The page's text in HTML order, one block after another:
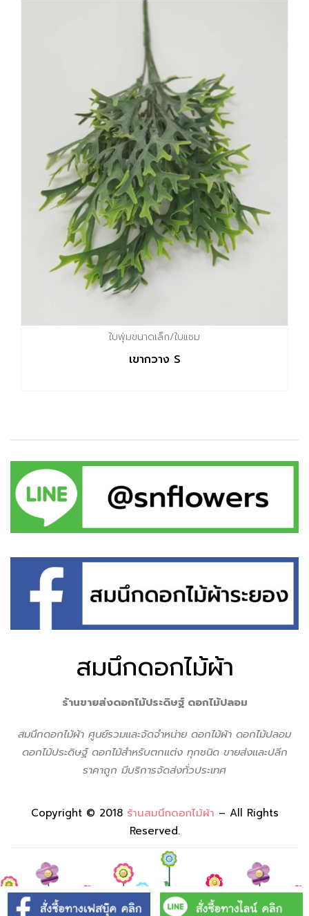
ใบพุ่มขนาดเล็ก/ใบแซม
เขากวาง S
สมนึกดอกไม้ผ้า
ร้านขายส่งดอกไม้ประดิษฐ์ ดอกไม้ปลอม
สมนึกดอกไม้ผ้า ศูนย์รวมเเละจัดจำหน่าย ดอกไม้ผ้า ดอกไม้ปลอม
ดอกไม้ประดิษฐ์ ดอกไม้สำหรับตกแต่ง ทุกชนิด ขายส่งเเละปลีก
ราคาถูก มีบริการจัดส่งทั่วประเทศ
Copyright © 2018 ร้านสมนึกดอกไม้ผ้า – All Rights
Reserved.